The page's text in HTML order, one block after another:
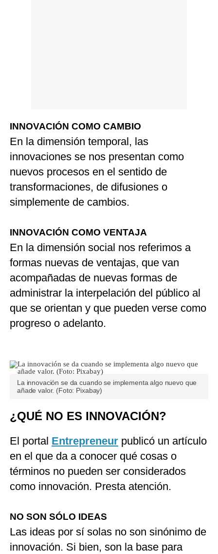
INNOVACIÓN COMO CAMBIO
En la dimensión temporal, las
innovaciones se nos presentan como
nuevos procesos en el sentido de
transformaciones, de difusiones o
simplemente de cambios.
INNOVACIÓN COMO VENTAJA
En la dimensión social nos referimos a
formas nuevas de ventajas, que van
acompañadas de nuevas formas de
administrar la interpelación del público al
que se orientan y que pueden verse como
progreso o adelanto.
La innovación se da cuando se implementa algo nuevo que
añade valor. (Foto: Pixabay)
¿QUÉ NO ES INNOVACIÓN?
El portal Entrepreneur publicó un artículo
en el que da a conocer qué cosas o
términos no pueden ser considerados
como innovación. Presta atención.
NO SON SÓLO IDEAS
Las ideas por sí solas no son sinónimo de
innovación. Si bien, son la base para